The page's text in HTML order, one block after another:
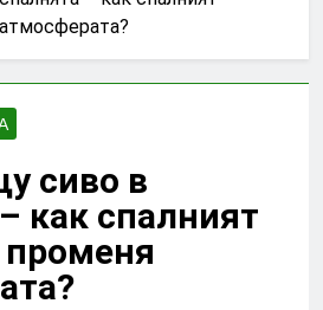
сиво в
как спалният